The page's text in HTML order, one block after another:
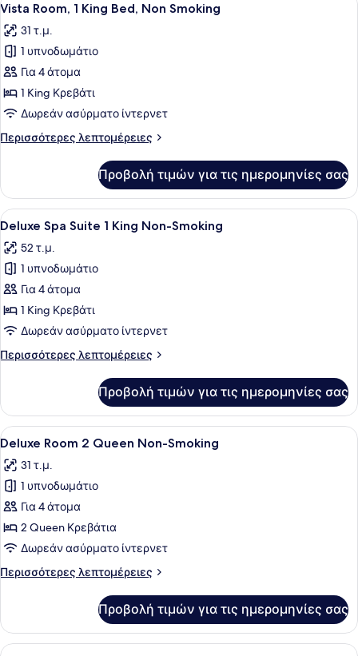
King
Smoking
όλων
των
φωτογραφιών
για
Vista
Room,
1
King
Smoking
7
Vista Room, 1 King Bed, Non Smoking
31 τ.μ.
1 υπνοδωμάτιο
Για 4 άτομα
1 King Κρεβάτι
Δωρεάν ασύρματο ίντερνετ
Περισσότερες λεπτομέρειες
Περισσότερες
Room,
King
Non
Smoking
Προβολή τιμών για τις ημερομηνίες σας
Προβολή
όλων
των
φωτογραφιών
για
Deluxe
Spa
Suite
1
Smoking
Ένα δωμάτιο ξενοδοχείου με ένα
8
Deluxe Spa Suite 1 King Non-Smoking
52 τ.μ.
1 υπνοδωμάτιο
Για 4 άτομα
1 King Κρεβάτι
Δωρεάν ασύρματο ίντερνετ
Περισσότερες λεπτομέρειες
Περισσότερες
Spa
Suite
1
Non-
Smoking
Προβολή τιμών για τις ημερομηνίες σας
Προβολή
όλων
των
φωτογραφιών
για
Deluxe
Room
2
Queen
Ένα δωμάτιο ξενοδοχείου με δύο
6
Deluxe Room 2 Queen Non-Smoking
31 τ.μ.
1 υπνοδωμάτιο
Για 4 άτομα
2 Queen Κρεβάτια
Δωρεάν ασύρματο ίντερνετ
Περισσότερες λεπτομέρειες
Περισσότερες
Room
Προβολή τιμών για τις ημερομηνίες σας
Προβολή
Ένα δωμάτιο ξενοδοχείου με δύο